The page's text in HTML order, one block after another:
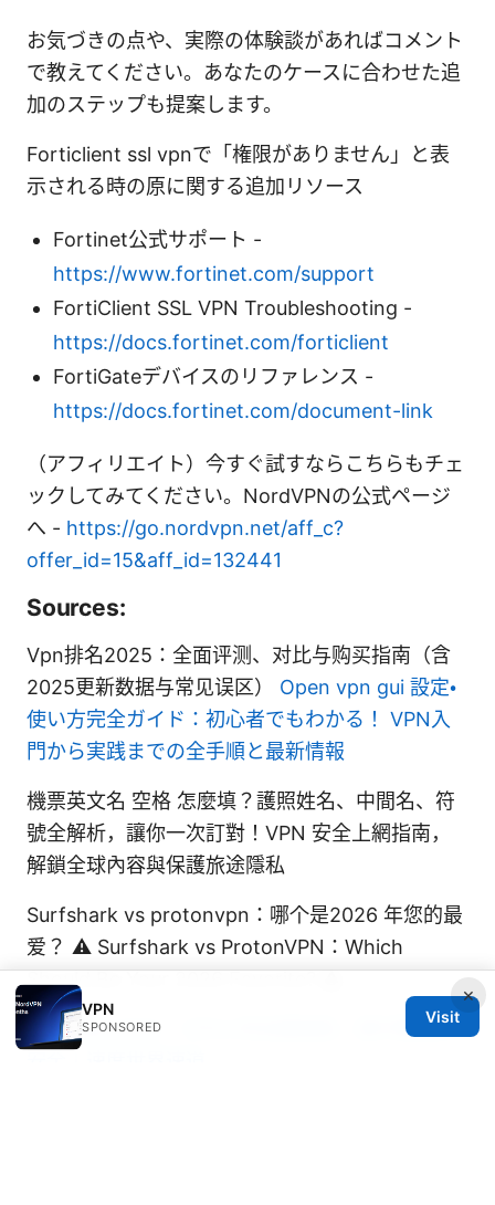
お気づきの点や、実際の体験談があればコメント
で教えてください。あなたのケースに合わせた追
加のステップも提案します。
Forticlient ssl vpnで「権限がありません」と表
示される時の原に関する追加リソース
Fortinet公式サポート -
https://www.fortinet.com/support
FortiClient SSL VPN Troubleshooting -
https://docs.fortinet.com/forticlient
FortiGateデバイスのリファレンス -
https://docs.fortinet.com/document-link
（アフィリエイト）今すぐ試すならこちらもチェ
ックしてみてください。NordVPNの公式ページ
へ - https://go.nordvpn.net/aff_c?
offer_id=15&aff_id=132441
Sources:
Vpn排名2025：全面评测、对比与购买指南（含
2025更新数据与常见误区） Open vpn gui 設定・
使い方完全ガイド：初心者でもわかる！ VPN入
門から実践までの全手順と最新情報
機票英文名 空格 怎麼填？護照姓名、中間名、符
號全解析，讓你一次訂對！VPN 安全上網指南，
解鎖全球內容與保護旅途隱私
Surfshark vs protonvpn：哪个是2026 年您的最
爱？ ⚠️ Surfshark vs ProtonVPN：Which
Should Be Your 2026 Favorite? ⚠️
魔戒官网 2026：VPNs 的全面指南，提升隱私與
×
VPN
SPONSORED
Visit